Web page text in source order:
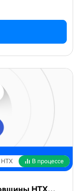
HTX В процессе